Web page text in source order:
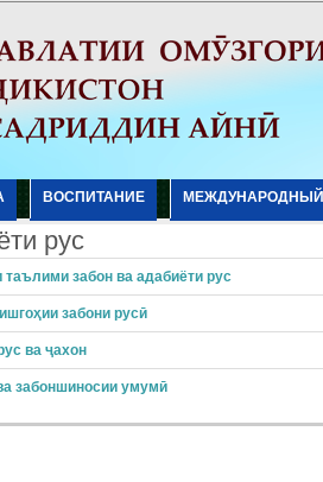
ВОСПИТАНИЕ МЕЖДУНАРОДНЫЙ
рус
забон ва адабиёти рус
забони русӣ
ва ҷахон
забоншиносии умумӣ